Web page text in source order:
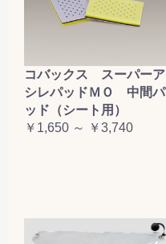
コバックス スーパーア
シレパッドＭＯ 中間パ
ッド（シート用）
￥1,650 ～ ￥3,740